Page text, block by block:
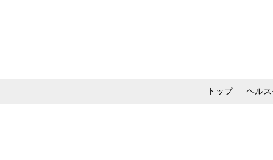
トップ ヘル